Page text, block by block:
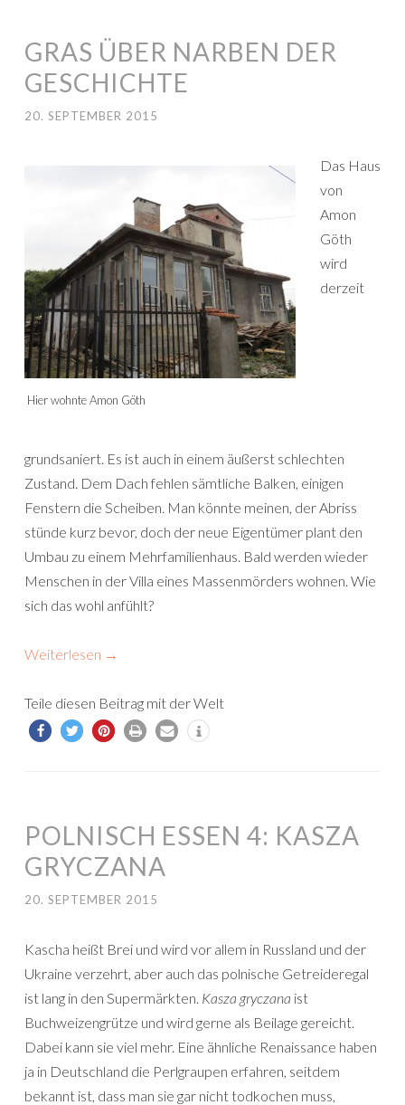
GRAS ÜBER NARBEN DER
GESCHICHTE
20. SEPTEMBER 2015
Hier wohnte Amon Göth
Das Haus
von
Amon
Göth
wird
derzeit
grundsaniert. Es ist auch in einem äußerst schlechten
Zustand. Dem Dach fehlen sämtliche Balken, einigen
Fenstern die Scheiben. Man könnte meinen, der Abriss
stünde kurz bevor, doch der neue Eigentümer plant den
Umbau zu einem Mehrfamilienhaus. Bald werden wieder
Menschen in der Villa eines Massenmörders wohnen. Wie
sich das wohl anfühlt?
Weiterlesen →
Teile diesen Beitrag mit der Welt
POLNISCH ESSEN 4: KASZA
GRYCZANA
20. SEPTEMBER 2015
Kascha heißt Brei und wird vor allem in Russland und der
Ukraine verzehrt, aber auch das polnische Getreideregal
ist lang in den Supermärkten. Kasza gryczana ist
Buchweizengrütze und wird gerne als Beilage gereicht.
Dabei kann sie viel mehr. Eine ähnliche Renaissance haben
ja in Deutschland die Perlgraupen erfahren, seitdem
bekannt ist, dass man sie gar nicht todkochen muss,